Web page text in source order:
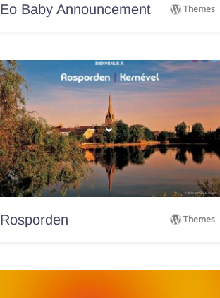
Eo Baby Announcement Themes
Rosporden Themes